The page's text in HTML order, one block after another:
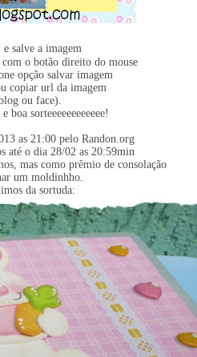
e salve a imagem
o botão direito do mouse
opção salvar imagem
copiar url da imagem
ou face).
boa sorteeeeeeeeeeee!
as 21:00 pelo Randon.org
até o dia 28/02 as 20:59min
mas como prêmio de consolação
um moldinhho.
da sortuda: